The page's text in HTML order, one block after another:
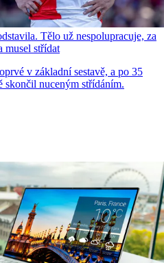
Tělo už nespolupracuje, za
musel střídat
v základní sestavě, a po 35
skončil nuceným střídáním.